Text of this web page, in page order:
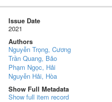
Issue Date
2021
Authors
Nguyễn Trọng, Cương
Trần Quang, Bảo
Phạm Ngọc, Hải
Nguyễn Hải, Hòa
Show Full Metadata
Show full item record